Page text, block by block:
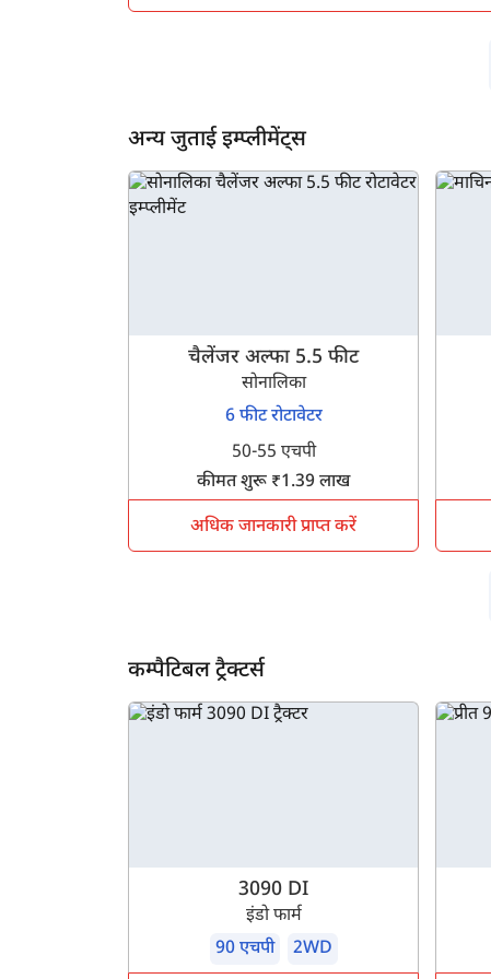
अन्य जुताई इम्प्लीमेंट्स
चैलेंजर अल्फा 5.5 फीट
सोनालिका
6 फीट रोटावेटर
50-55 एचपी
कीमत शुरू ₹1.39 लाख
अधिक जानकारी प्राप्त करें
कम्पैटिबल ट्रैक्टर्स
3090 DI
इंडो फार्म
90 एचपी
2WD